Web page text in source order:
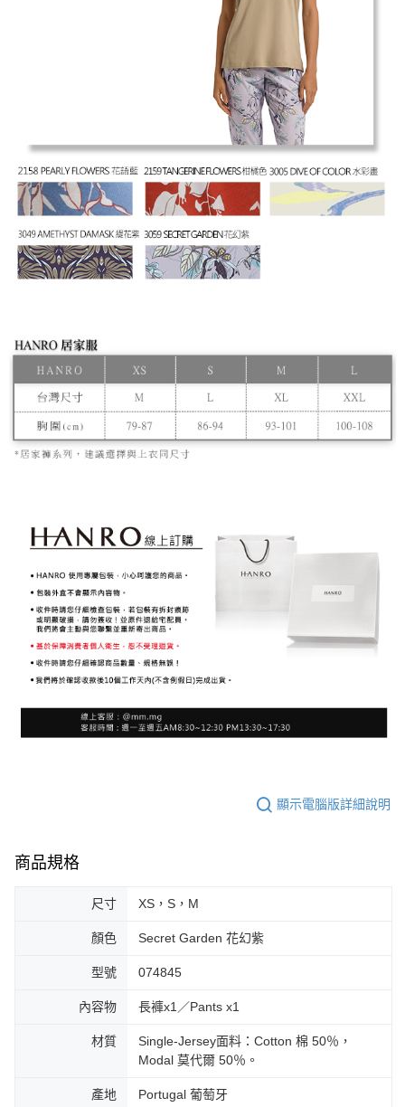
顯示電腦版詳細說明
商品規格
尺寸 XS，S，M
顏色 Secret Garden 花幻紫
型號 074845
內容物 長褲x1／Pants x1
材質
Single-Jersey面料：Cotton 棉 50％，
Modal 莫代爾 50％。
產地 Portugal 葡萄牙